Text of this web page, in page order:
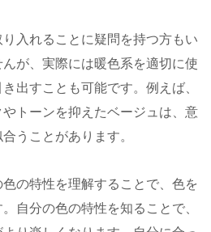
入れることに疑問を持つ方もい
が、実際には暖色系を適切に使
出すことも可能です。例えば、
トーンを抑えたベージュは、意
うことがあります。
の特性を理解することで、色を
自分の色の特性を知ることで、